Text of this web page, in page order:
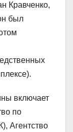
Кравченко,
был
включает
по
Агентство